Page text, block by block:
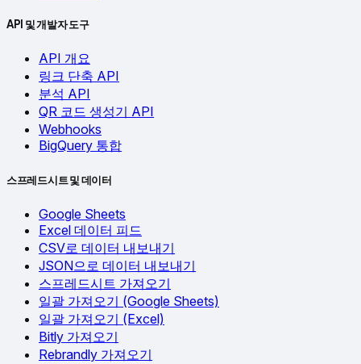
API 및 개발자 도구
API 개요
링크 단축 API
분석 API
QR 코드 생성기 API
Webhooks
BigQuery 통합
스프레드시트 및 데이터
Google Sheets
Excel 데이터 피드
CSV로 데이터 내보내기
JSON으로 데이터 내보내기
스프레드시트 가져오기
일괄 가져오기 (Google Sheets)
일괄 가져오기 (Excel)
Bitly 가져오기
Rebrandly 가져오기